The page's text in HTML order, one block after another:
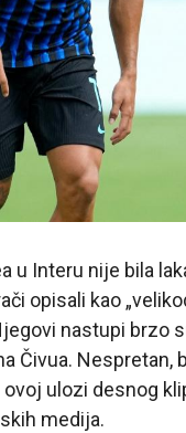
u Interu nije bila
opisali kao
nastupi brzo
Čivua. Nespretan,
ulozi desnog
medija.